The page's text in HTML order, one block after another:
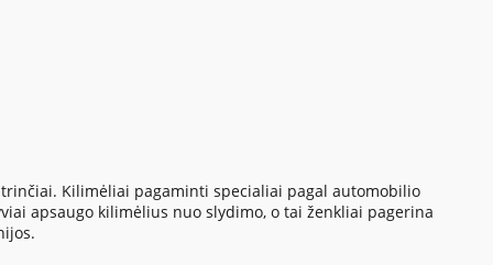
Kilimėliai pagaminti specialiai pagal automobilio
apsaugo kilimėlius nuo slydimo, o tai ženkliai pagerina